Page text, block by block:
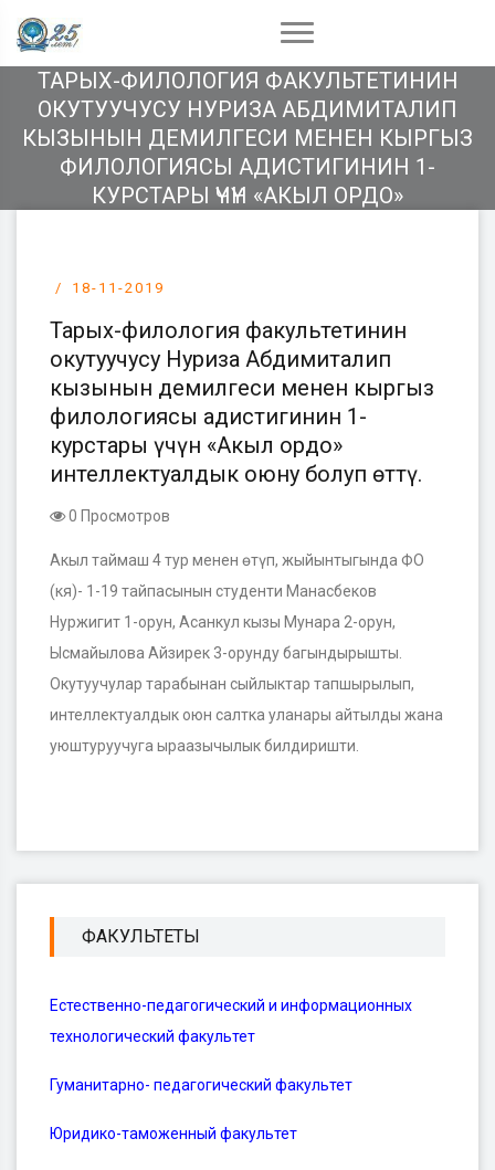
ТАРЫХ-ФИЛОЛОГИЯ ФАКУЛЬТЕТИНИН
ОКУТУУЧУСУ НУРИЗА АБДИМИТАЛИП
КЫЗЫНЫН ДЕМИЛГЕСИ МЕНЕН КЫРГЫЗ
ФИЛОЛОГИЯСЫ АДИСТИГИНИН 1-
КУРСТАРЫ ҮЧҮН «АКЫЛ ОРДО»
18-11-2019
Тарых-филология факультетинин
окутуучусу Нуриза Абдимиталип
кызынын демилгеси менен кыргыз
филологиясы адистигинин 1-
курстары үчүн «Акыл ордо»
интеллектуалдык оюну болуп өттү.
0 Просмотров
Акыл таймаш 4 тур менен өтүп, жыйынтыгында ФО
(кя)- 1-19 тайпасынын студенти Манасбеков
Нуржигит 1-орун, Асанкул кызы Мунара 2-орун,
Ысмайылова Айзирек 3-орунду багындырышты.
Окутуучулар тарабынан сыйлыктар тапшырылып,
интеллектуалдык оюн салтка уланары айтылды жана
уюштуруучуга ыраазычылык билдиришти.
ФАКУЛЬТЕТЫ
Естественно-педагогический и информационных
технологический факультет
Гуманитарно- педагогический факультет
Юридико-таможенный факультет